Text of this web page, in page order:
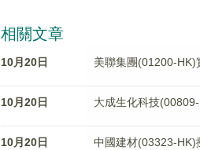
相關文章
10月20日 美聯集團(01200-HK)
10月20日 大成生化科技
10月20日 中國建材(03323-HK)